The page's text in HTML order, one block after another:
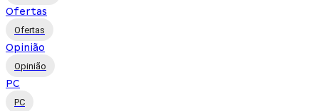
Ofertas
Ofertas
Opinião
Opinião
PC
PC